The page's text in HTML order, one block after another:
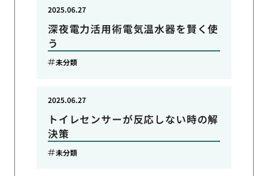
深夜電力活用術電気温水器を賢く使
う
2025.06.27
未分類
トイレセンサーが反応しない時の解
決策
2025.06.27
未分類